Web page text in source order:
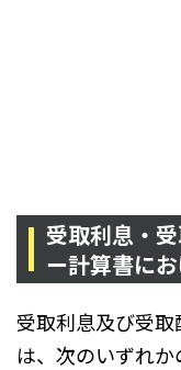
受取利息・
ー計算書に
受取利息及び受
は、次のいずれ